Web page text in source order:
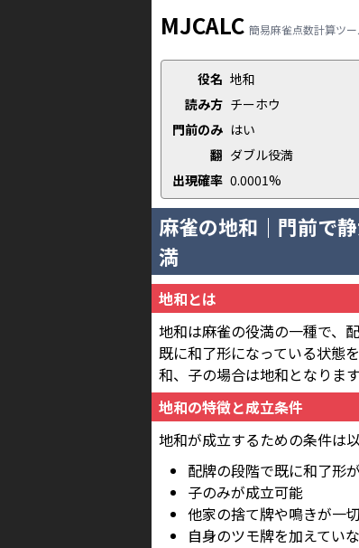
MJCALC 簡易麻雀点数計算ツー
役名 地和
読み方 チーホウ
門前のみ はい
翻 ダブル役満
出現確率 0.0001%
麻雀の地和｜門前で
満
地和とは
地和は麻雀の役満の一種で、
既に和了形になっている状態
和、子の場合は地和となります
地和の特徴と成立条件
地和が成立するための条件は
配牌の段階で既に和了形
子のみが成立可能
他家の捨て牌や鳴きが一
自身のツモ牌を加えてい